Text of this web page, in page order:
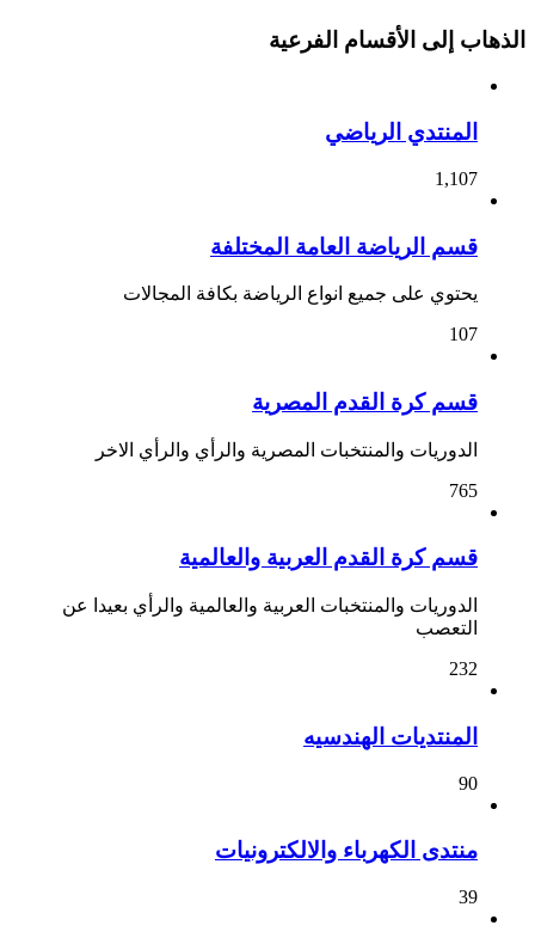
الذهاب إلى الأقسام الفرعية
المنتدي الرياضي
1,107
قسم الرياضة العامة المختلفة
يحتوي على جميع انواع الرياضة بكافة المجالات
107
قسم كرة القدم المصرية
الدوريات والمنتخبات المصرية والرأي والرأي الاخر
765
قسم كرة القدم العربية والعالمية
الدوريات والمنتخبات العربية والعالمية والرأي بعيدا عن
التعصب
232
المنتديات الهندسيه
90
منتدى الكهرباء والالكترونيات
39